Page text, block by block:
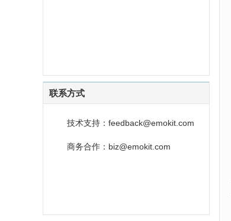
联系方式
技术支持：feedback@emokit.com
商务合作：biz@emokit.com